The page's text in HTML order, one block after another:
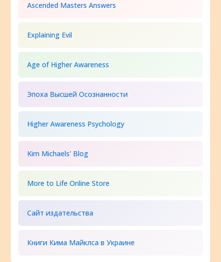
Ascended Masters Answers
Explaining Evil
Age of Higher Awareness
Эпоха Высшей Осознанности
Higher Awareness Psychology
Kim Michaels' Blog
More to Life Online Store
Сайт издательства
Книги Кима Майклса в Украине